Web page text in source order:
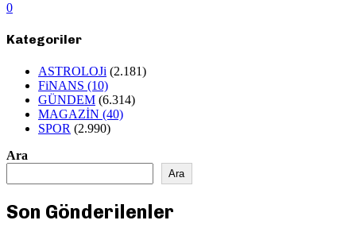
0
Kategoriler
ASTROLOJi (2.181)
FiNANS (10)
GÜNDEM (6.314)
MAGAZİN (40)
SPOR (2.990)
Ara
Ara
Son Gönderilenler